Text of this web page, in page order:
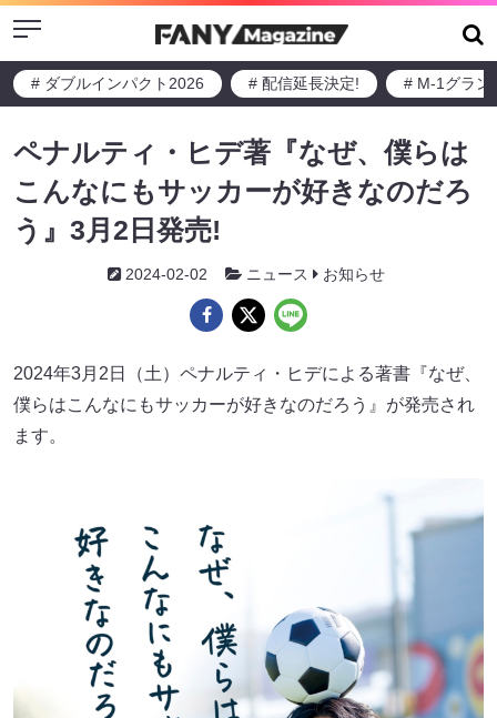
Menu
# ダブルインパクト2026 # 配信延長決定! # M-1グラン
ペナルティ・ヒデ著『なぜ、僕らは
こんなにもサッカーが好きなのだろ
う』3月2日発売!
2024-02-02 ニュース お知らせ
2024年3月2日（土）ペナルティ・ヒデによる著書『なぜ、
僕らはこんなにもサッカーが好きなのだろう』が発売され
ます。